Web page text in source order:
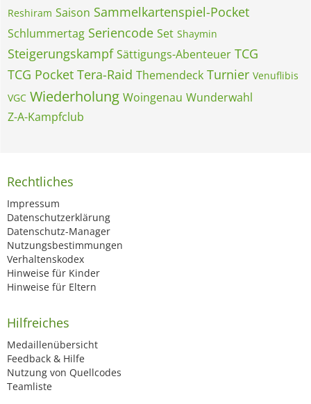
Reshiram Saison Sammelkartenspiel-Pocket
Schlummertag Seriencode Set Shaymin
Steigerungskampf Sättigungs-Abenteuer TCG
TCG Pocket Tera-Raid Themendeck Turnier Venuflibis
VGC Wiederholung Woingenau Wunderwahl
Z-A-Kampfclub
Rechtliches
Impressum
Datenschutzerklärung
Datenschutz-Manager
Nutzungsbestimmungen
Verhaltenskodex
Hinweise für Kinder
Hinweise für Eltern
Hilfreiches
Medaillenübersicht
Feedback & Hilfe
Nutzung von Quellcodes
Teamliste